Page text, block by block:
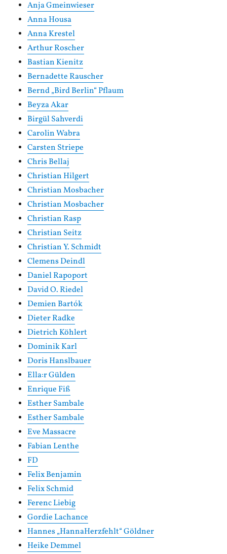
Anja Gmeinwieser
Anna Housa
Anna Krestel
Arthur Roscher
Bastian Kienitz
Bernadette Rauscher
Bernd „Bird Berlin“ Pflaum
Beyza Akar
Birgül Sahverdi
Carolin Wabra
Carsten Striepe
Chris Bellaj
Christian Hilgert
Christian Mosbacher
Christian Mosbacher
Christian Rasp
Christian Seitz
Christian Y. Schmidt
Clemens Deindl
Daniel Rapoport
David O. Riedel
Demien Bartók
Dieter Radke
Dietrich Köhlert
Dominik Karl
Doris Hanslbauer
Ella:r Gülden
Enrique Fiß
Esther Sambale
Esther Sambale
Eve Massacre
Fabian Lenthe
FD
Felix Benjamin
Felix Schmid
Ferenc Liebig
Gordie Lachance
Hannes „HannaHerzfehlt“ Göldner
Heike Demmel